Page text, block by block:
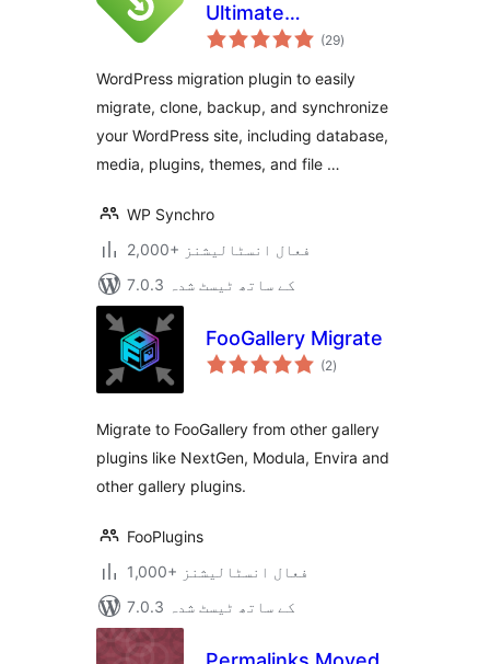
Ultimate
WordPress
(29مجموعی
درجہ
)
WordPress migration plugin to easily
migrate, clone, backup, and synchronize
your WordPress site, including database,
media, plugins, themes, and file …
WP Synchro
2,000+ فعال انسٹالیشنز
7.0.3 کے ساتھ ٹیسٹ شدہ
FooGallery Migrate
(2مجموعی
درجہ
)
Migrate to FooGallery from other gallery
plugins like NextGen, Modula, Envira and
other gallery plugins.
FooPlugins
1,000+ فعال انسٹالیشنز
7.0.3 کے ساتھ ٹیسٹ شدہ